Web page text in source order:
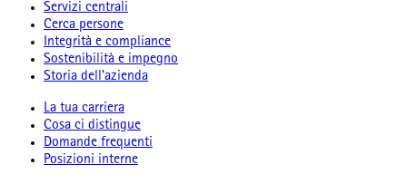
Servizi centrali
Cerca persone
Integrità e compliance
Sostenibilità e impegno
Storia dell’azienda
La tua carriera
Cosa ci distingue
Domande frequenti
Posizioni interne